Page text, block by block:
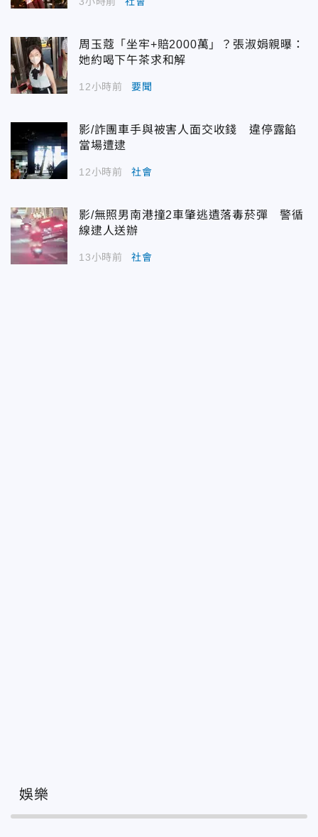
周玉蔻「坐牢+賠2000萬」？張淑娟親曝：
她約喝下午茶求和解
12小時前 要聞
影/詐團車手與被害人面交收錢 違停露餡
當場遭逮
12小時前 社會
影/無照男南港撞2車肇逃遺落毒菸彈 警循
線逮人送辦
13小時前 社會
娛樂